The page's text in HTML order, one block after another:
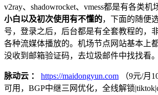
v2ray、shadowrocket、vmess都是有各类机
小白以及初次使用有不懂的，下面的随便
号，登录之后，后台都是有全套教程的，
各种流媒体播放的。机场节点网站基本上
没收到邮箱验证码，去垃圾邮件中找找看。
脉动云 ： https://maidongyun.com （9元/月
可用，BGP中继三网优化，全线解锁